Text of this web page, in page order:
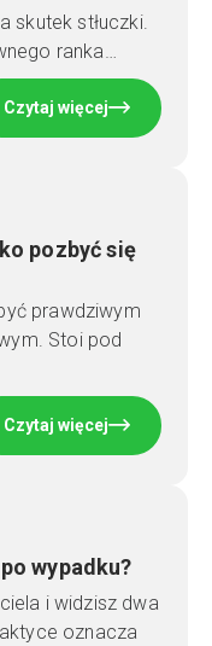
skutek stłuczki.
ranka…
Czytaj więcej
pozbyć się
prawdziwym
Stoi pod
Czytaj więcej
wypadku?
i widzisz dwa
oznacza